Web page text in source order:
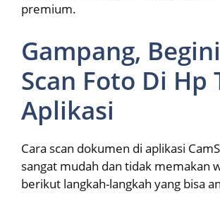
premium.
Gampang,
Scan Foto Di Hp
Aplikasi
Cara scan dokumen di aplikasi
sangat mudah dan tidak memakan
berikut langkah-langkah yang bisa